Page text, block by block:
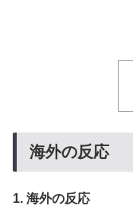
海外の反応
1. 海外の反応